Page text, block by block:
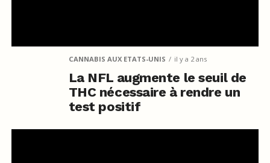
CANNABIS AUX ETATS-UNIS il y a 2 ans
La NFL augmente le seuil de
THC nécessaire à rendre un
test positif